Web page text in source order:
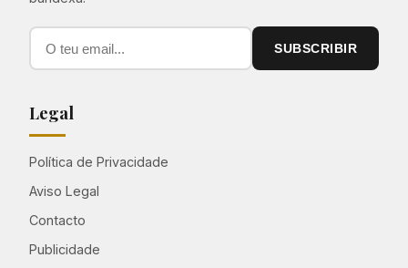
SUBSCRIBIR
Legal
Política de Privacidade
Aviso Legal
Contacto
Publicidade